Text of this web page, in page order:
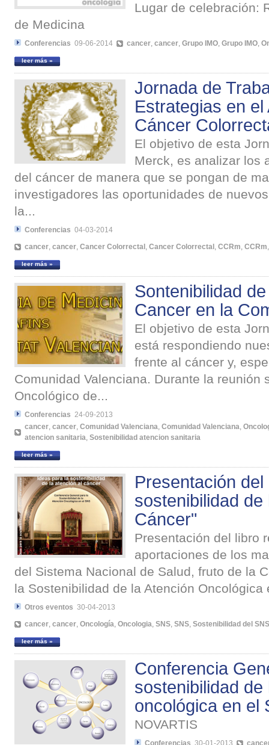
Lugar de celebración:
de Medicina
Conferencias 09-06-2014 cancer, cancer, Grupo IMO, Grupo IMO,
leer más »
Jornada de
Estrategias en el
Cáncer
El objetivo de esta
Merck, es analizar los
del cáncer de manera que se pongan de
investigadores las oportunidades de
la...
Conferencias 04-03-2014
cancer, cancer, Cancer Colorrectal , Cancer Colorrectal , CCRm, CCRm
leer más »
Sontenibilidad
Cancer en la
El objetivo de esta
está respondiendo
frente al cáncer y,
Comunidad Valenciana. Durante la reunión
Oncológico de...
Conferencias 24-09-2013
cancer, cancer, Comunidad Valenciana, Comunidad Valenciana,
atencion sanitaria, Sostenibilidad atencion sanitaria
leer más »
Presentación
sostenibilidad
Cáncer"
Presentación del libro
aportaciones de los
del Sistema Nacional de Salud, fruto de la
la Sostenibilidad de la Atención Oncológica
Otros eventos 30-04-2013
cancer, cancer, Oncología, Oncologia, SNS, SNS, Sostenibilidad del SNS
leer más »
Conferencia
sostenibilidad de
oncológica en el
NOVARTIS
Conferencias 30-01-2013